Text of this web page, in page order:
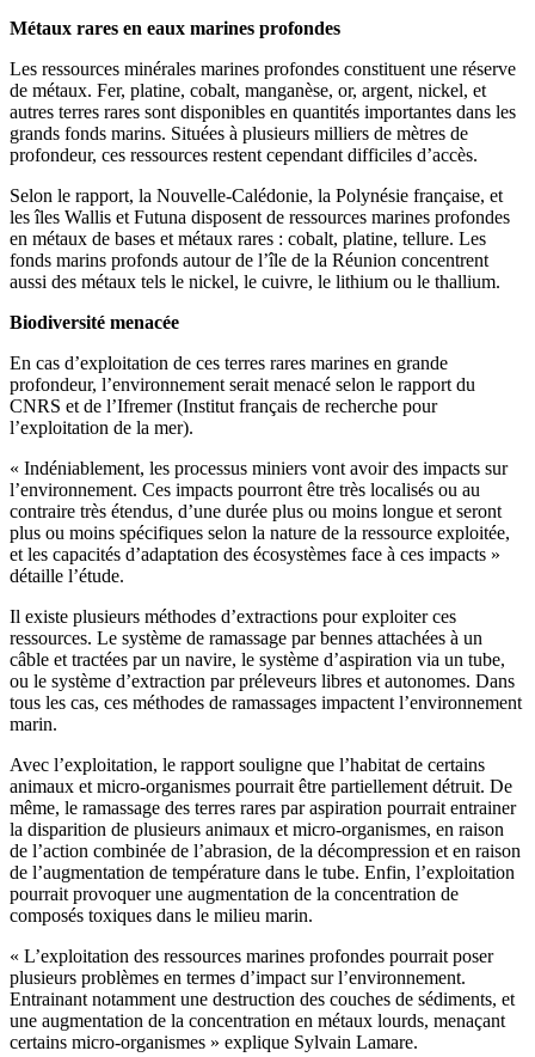
Métaux rares en eaux marines profondes
Les ressources minérales marines profondes constituent une réserve
de métaux. Fer, platine, cobalt, manganèse, or, argent, nickel, et
autres terres rares sont disponibles en quantités importantes dans les
grands fonds marins. Situées à plusieurs milliers de mètres de
profondeur, ces ressources restent cependant difficiles d’accès.
Selon le rapport, la Nouvelle-Calédonie, la Polynésie française, et
les îles Wallis et Futuna disposent de ressources marines profondes
en métaux de bases et métaux rares : cobalt, platine, tellure. Les
fonds marins profonds autour de l’île de la Réunion concentrent
aussi des métaux tels le nickel, le cuivre, le lithium ou le thallium.
Biodiversité menacée
En cas d’exploitation de ces terres rares marines en grande
profondeur, l’environnement serait menacé selon le rapport du
CNRS et de l’Ifremer (Institut français de recherche pour
l’exploitation de la mer).
« Indéniablement, les processus miniers vont avoir des impacts sur
l’environnement. Ces impacts pourront être très localisés ou au
contraire très étendus, d’une durée plus ou moins longue et seront
plus ou moins spécifiques selon la nature de la ressource exploitée,
et les capacités d’adaptation des écosystèmes face à ces impacts »
détaille l’étude.
Il existe plusieurs méthodes d’extractions pour exploiter ces
ressources. Le système de ramassage par bennes attachées à un
câble et tractées par un navire, le système d’aspiration via un tube,
ou le système d’extraction par préleveurs libres et autonomes. Dans
tous les cas, ces méthodes de ramassages impactent l’environnement
marin.
Avec l’exploitation, le rapport souligne que l’habitat de certains
animaux et micro-organismes pourrait être partiellement détruit. De
même, le ramassage des terres rares par aspiration pourrait entrainer
la disparition de plusieurs animaux et micro-organismes, en raison
de l’action combinée de l’abrasion, de la décompression et en raison
de l’augmentation de température dans le tube. Enfin, l’exploitation
pourrait provoquer une augmentation de la concentration de
composés toxiques dans le milieu marin.
« L’exploitation des ressources marines profondes pourrait poser
plusieurs problèmes en termes d’impact sur l’environnement.
Entrainant notamment une destruction des couches de sédiments, et
une augmentation de la concentration en métaux lourds, menaçant
certains micro-organismes » explique Sylvain Lamare.